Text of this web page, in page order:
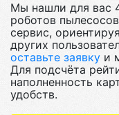
Мы нашли для вас
роботов
сервис,
других
оставьте заявку и
Для подсчёта
наполненность
удобств.